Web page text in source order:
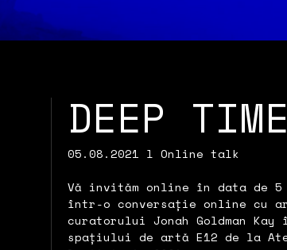
DEEP TIME
05.08.2021 l Online talk
Vă invităm online în data de 5
într-o conversație online cu
curatorului Jonah Goldman
spațiului de artă E12 de la